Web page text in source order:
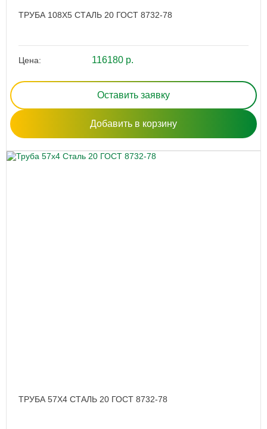
ТРУБА 108Х5 СТАЛЬ 20 ГОСТ 8732-78
Цена: 116180 р.
Оставить заявку
Добавить в корзину
ТРУБА 57Х4 СТАЛЬ 20 ГОСТ 8732-78